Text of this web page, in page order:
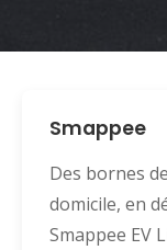
Smappee
Des bornes
domicile, en
Smappee EV